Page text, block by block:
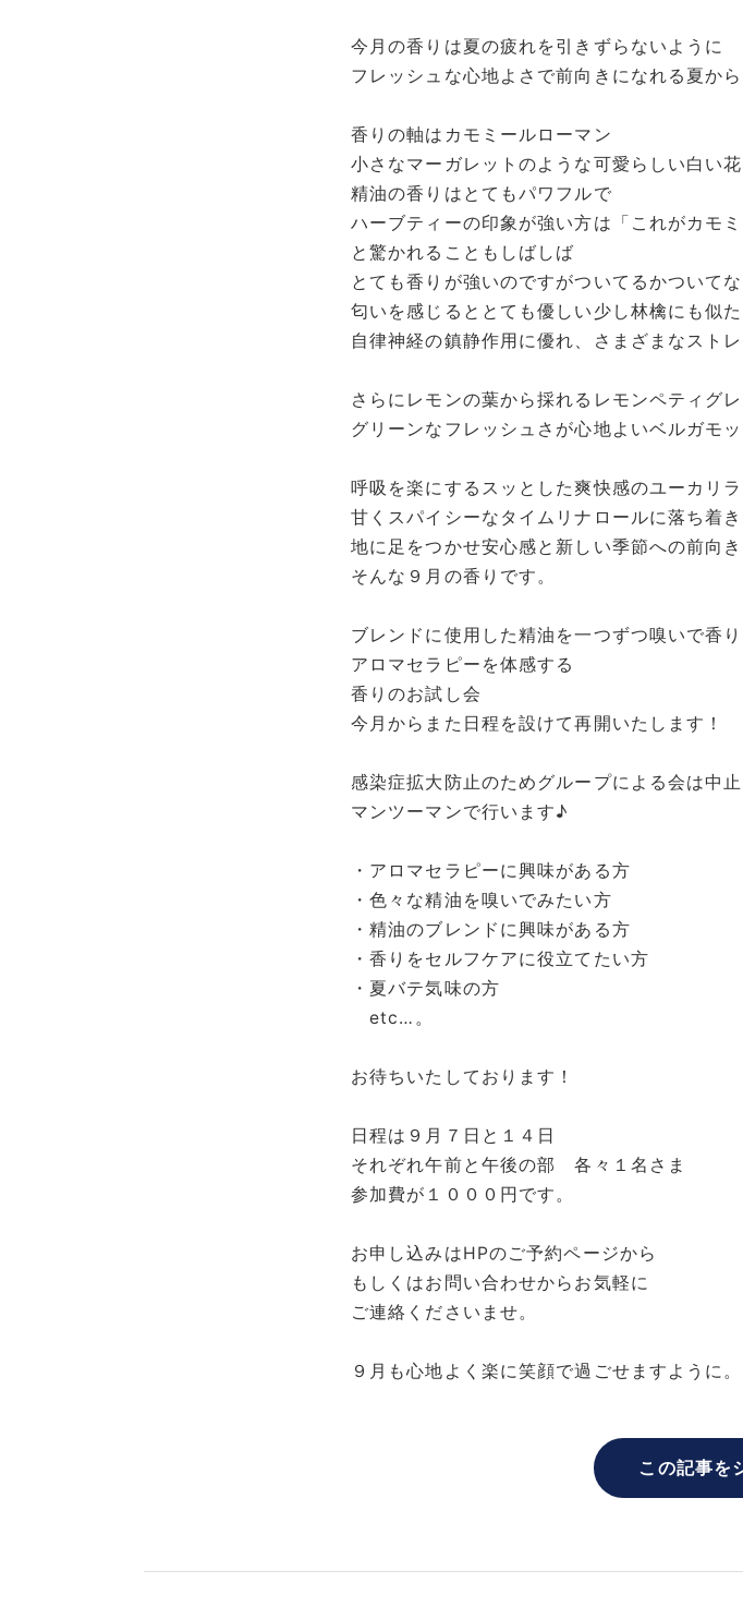
今月の香りは夏の疲れを引きずらないように
フレッシュな心地よさで前向きになれる夏か
香りの軸はカモミールローマン
小さなマーガレットのような可愛らしい白い花
精油の香りはとてもパワフルで
ハーブティーの印象が強い方は「これがカモミ
と驚かれることもしばしば
とても香りが強いのですがついてるかついて
匂いを感じるととても優しい少し林檎にも似
自律神経の鎮静作用に優れ、さまざまなスト
さらにレモンの葉から採れるレモンペティグレ
グリーンなフレッシュさが心地よいベルガモ
呼吸を楽にするスッとした爽快感のユーカリ
甘くスパイシーなタイムリナロールに落ち着
地に足をつかせ安心感と新しい季節への前向
そんな９月の香りです。
ブレンドに使用した精油を一つずつ嗅いで香
アロマセラピーを体感する
香りのお試し会
今月からまた日程を設けて再開いたします！
感染症拡大防止のためグループによる会は中
マンツーマンで行います♪
・アロマセラピーに興味がある方
・色々な精油を嗅いでみたい方
・精油のブレンドに興味がある方
・香りをセルフケアに役立てたい方
・夏バテ気味の方
etc…。
お待ちいたしております！
日程は９月７日と１４日
それぞれ午前と午後の部 各々１名さま
参加費が１０００円です。
お申し込みはHPのご予約ページから
もしくはお問い合わせからお気軽に
ご連絡くださいませ。
９月も心地よく楽に笑顔で過ごせますように。
この記事を